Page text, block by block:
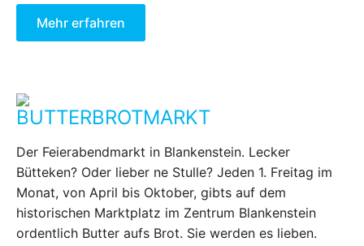
Mehr erfahren
BUTTERBROTMARKT
Der Feierabendmarkt in Blankenstein. Lecker
Bütteken? Oder lieber ne Stulle? Jeden 1. Freitag im
Monat, von April bis Oktober, gibts auf dem
historischen Marktplatz im Zentrum Blankenstein
ordentlich Butter aufs Brot. Sie werden es lieben.